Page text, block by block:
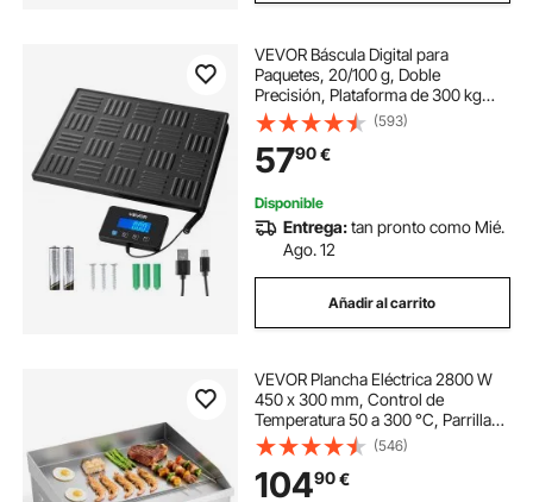
VEVOR Báscula Digital para
Paquetes, 20/100 g, Doble
Precisión, Plataforma de 300 kg
con Función de Tara/Retención y
Pantalla LCD, para Paquetes, Envíos
y Equipaje, con Batería y Cable de
Carga
(593)
5790€
Disponible
Entrega:tan pronto como Mié.
Ago. 12
Añadir al carrito
VEVOR Plancha Eléctrica 2800 W
450 x 300 mm, Control de
Temperatura 50 a 300 °C, Parrilla
de Encimera de Acero Inoxidable
con Superficie Plana, 4
Almohadillas para los Pies, para
(546)
10490€